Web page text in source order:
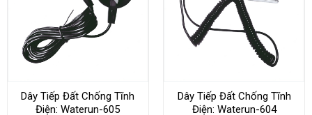
Dây Tiếp Đất Chống Tĩnh
Điện: Waterun-605
Dây Tiếp Đất Chống Tĩnh
Điện: Waterun-604